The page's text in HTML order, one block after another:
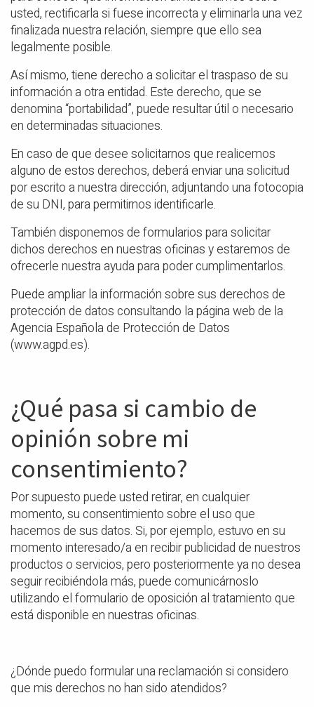
usted, rectificarla si fuese incorrecta y eliminarla una vez
finalizada nuestra relación, siempre que ello sea
legalmente posible.
Así mismo, tiene derecho a solicitar el traspaso de su
información a otra entidad. Este derecho, que se
denomina “portabilidad”, puede resultar útil o necesario
en determinadas situaciones.
En caso de que desee solicitarnos que realicemos
alguno de estos derechos, deberá enviar una solicitud
por escrito a nuestra dirección, adjuntando una fotocopia
de su DNI, para permitirnos identificarle.
También disponemos de formularios para solicitar
dichos derechos en nuestras oficinas y estaremos de
ofrecerle nuestra ayuda para poder cumplimentarlos.
Puede ampliar la información sobre sus derechos de
protección de datos consultando la página web de la
Agencia Española de Protección de Datos
(www.agpd.es).
¿Qué pasa si cambio de
opinión sobre mi
consentimiento?
Por supuesto puede usted retirar, en cualquier
momento, su consentimiento sobre el uso que
hacemos de sus datos. Si, por ejemplo, estuvo en su
momento interesado/a en recibir publicidad de nuestros
productos o servicios, pero posteriormente ya no desea
seguir recibiéndola más, puede comunicárnoslo
utilizando el formulario de oposición al tratamiento que
está disponible en nuestras oficinas.
¿Dónde puedo formular una reclamación si considero
que mis derechos no han sido atendidos?